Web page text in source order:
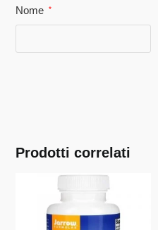
Nome *
Prodotti correlati